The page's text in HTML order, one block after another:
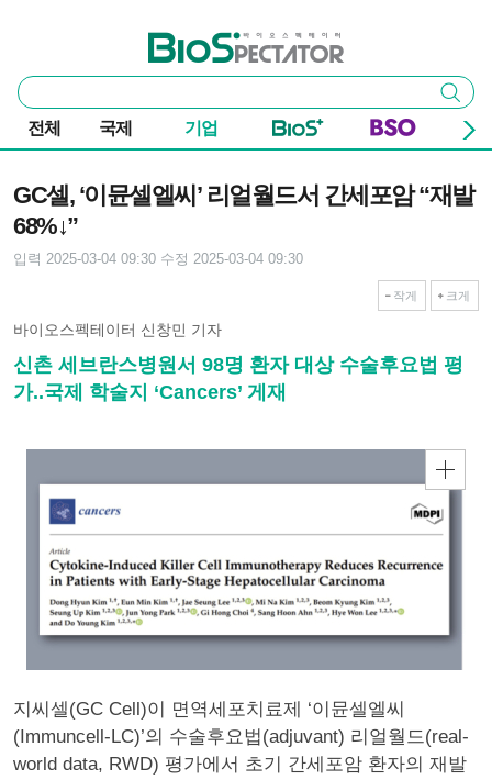
바이오스펙테이터
통
합
검
색
검색
전체 국제 기업
GC셀, ‘이뮨셀엘씨’ 리얼월드서 간세포암 “재발
68%↓”
입력 2025-03-04 09:30 수정 2025-03-04 09:30
작게 크게
바이오스펙테이터 신창민 기자
신촌 세브란스병원서 98명 환자 대상 수술후요법 평
가..국제 학술지 ‘Cancers’ 게재
지씨셀(GC Cell)이 면역세포치료제 ‘이뮨셀엘씨
(Immuncell-LC)’의 수술후요법(adjuvant) 리얼월드(real-
world data, RWD) 평가에서 초기 간세포암 환자의 재발